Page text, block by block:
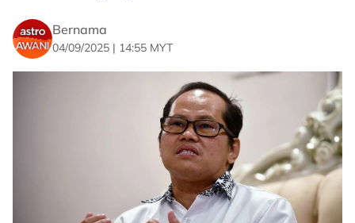
Bernama
04/09/2025 | 14:55 MYT